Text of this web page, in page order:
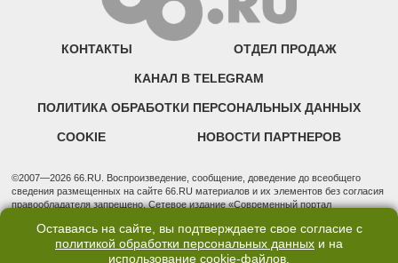
КОНТАКТЫ ОТДЕЛ ПРОДАЖ
КАНАЛ В TELEGRAM
ПОЛИТИКА ОБРАБОТКИ ПЕРСОНАЛЬНЫХ ДАННЫХ
COOKIE НОВОСТИ ПАРТНЕРОВ
©2007—2026 66.RU. Воспроизведение, сообщение, доведение до всеобщего
сведения размещенных на сайте 66.RU материалов и их элементов без согласия
правообладателя запрещено. Сетевое издание «Современный портал
надзору в сфере связи, информационных технологий и массовых коммуникаций
(Роскомнадзор). Регистрационный номер ЭЛ № ФС 77 - 76634 от 02.09.2019
Учредитель: Общество с ограниченной ответственностью "66.ру". Юридический
Оставаясь на сайте, вы подтверждаете свое согласие с
политикой обработки персональных данных и на
использование cookie-файлов.